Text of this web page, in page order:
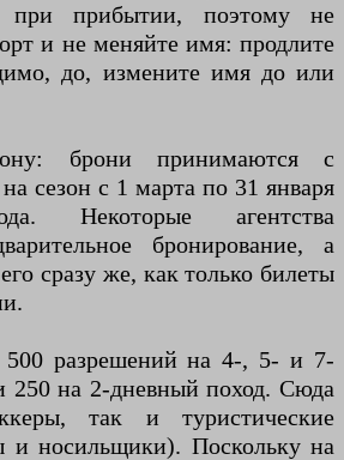
при прибытии, поэтому не
и не меняйте имя: продлите
до, измените имя до или
брони принимаются с
сезон с 1 марта по 31 января
Некоторые агентства
бронирование, а
сразу же, как только билеты
500 разрешений на 4-, 5- и 7-
250 на 2-дневный поход. Сюда
так и туристические
и носильщики). Поскольку на